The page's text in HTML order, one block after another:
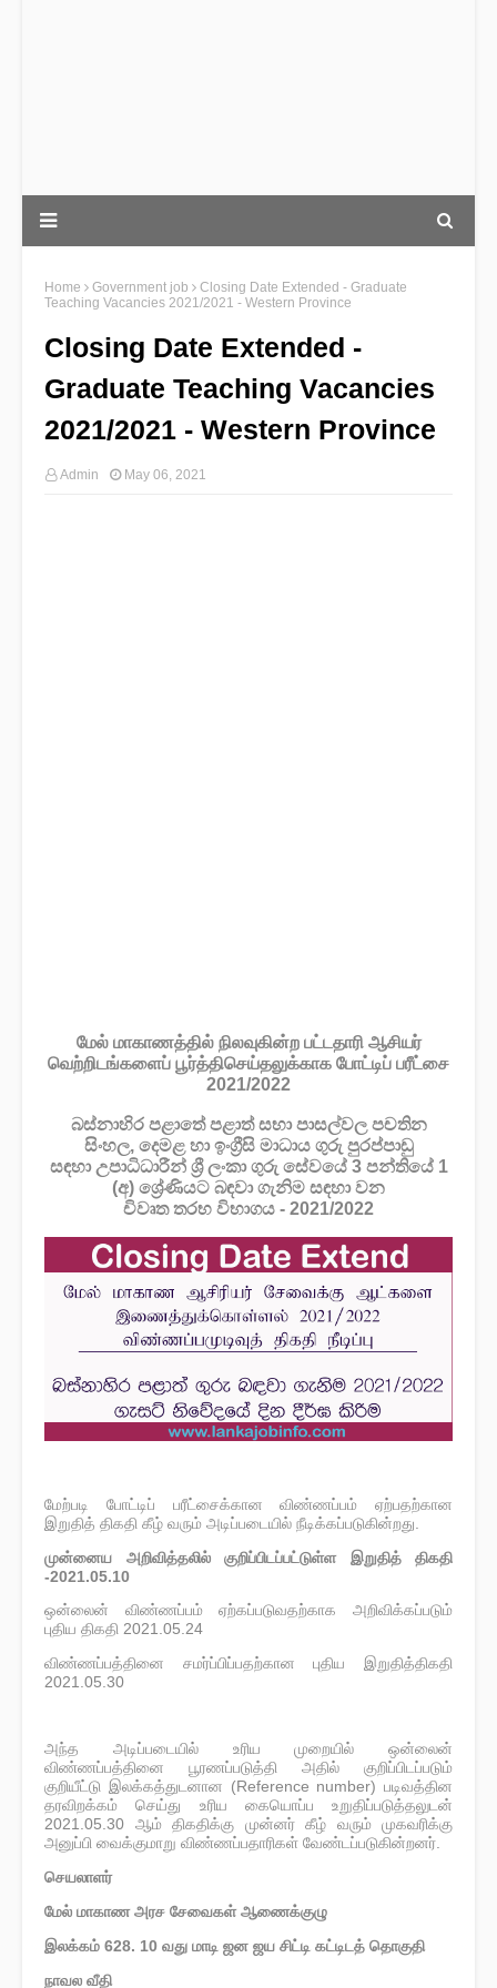
Home Government job
Closing Date Extended - Graduate
Teaching Vacancies 2021/2021 - Western Province
Closing Date Extended -
Graduate Teaching Vacancies
2021/2021 - Western Province
Admin May 06, 2021
மேல் மாகாணத்தில் நிலவுகின்ற பட்டதாரி ஆசியர்
வெற்றிடங்களைப் பூர்த்திசெய்தலுக்காக போட்டிப் பரீட்சை
2021/2022
බස්නාහිර පළාතේ පළාත්‌ සභා පාසල්වල පචතින
සිංහල, දෙමළ හා ඉංග්‍රීසි මාධාය ගුරු පුරප්පාඩු
සඳහා උපාධිධාරීන්‌ ශ්‍රී ලංකා ගුරු සේවයේ 3 පන්තියේ 1
(අ) ශ්‍රේණියට බඳවා ගැනිම සඳහා වන
චිවෘත තරභ විභාගය - 2021/2022
மேற்படி போட்டிப் பரீட்சைக்கான விண்ணப்பம் ஏற்பதற்கான
இறுதித் திகதி கீழ் வரும் அடிப்படையில் நீடிக்கப்படுகின்றது.
முன்னைய அறிவித்தலில் குறிப்பிடப்பட்டுள்ள இறுதித் திகதி
-2021.05.10
ஒன்லைன் விண்ணப்பம் ஏற்கப்படுவதற்காக அறிவிக்கப்படும்
புதிய திகதி 2021.05.24
விண்ணப்பத்தினை சமர்ப்பிப்பதற்கான புதிய இறுதித்திகதி
2021.05.30
அந்த அடிப்படையில் உரிய முறையில் ஒன்லைன்
விண்ணப்பத்தினை பூரணப்படுத்தி அதில் குறிப்பிடப்படும்
குறியீட்டு இலக்கத்துடனான (Reference number) படிவத்தின
தரவிறக்கம் செய்து உரிய கையொப்ப உறுதிப்படுத்தலுடன்
2021.05.30 ஆம் திகதிக்கு முன்னர் கீழ் வரும் முகவரிக்கு
அனுப்பி வைக்குமாறு விண்ணப்பதாரிகள் வேண்டப்படுகின்றனர்.
செயலாளர்
மேல் மாகாண அரச சேவைகள் ஆணைக்குழு
இலக்கம் 628. 10 வது மாடி ஜன ஜய சிட்டி கட்டிடத் தொகுதி
நாவல வீதி